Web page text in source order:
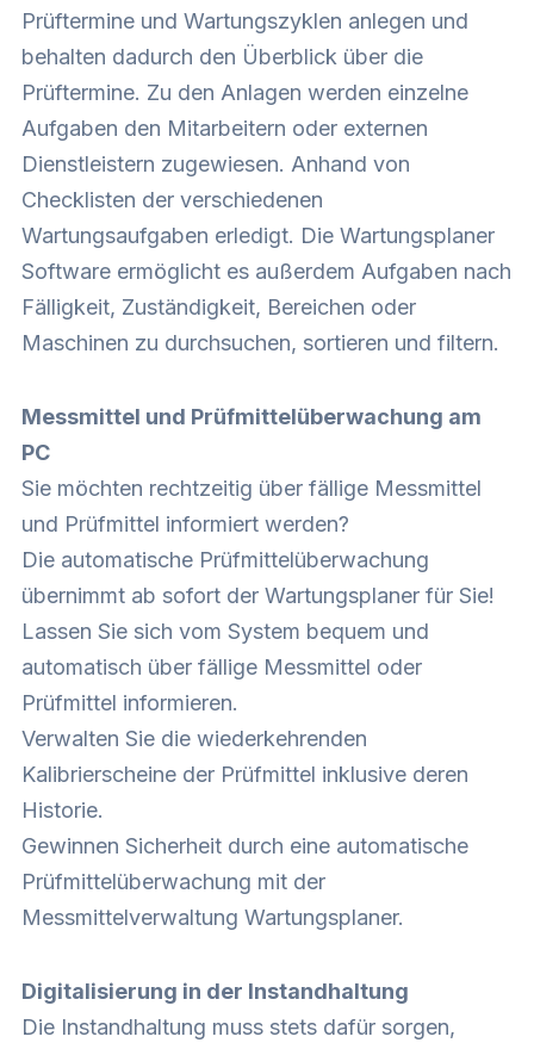
Prüftermine und Wartungszyklen anlegen und
behalten dadurch den Überblick über die
Prüftermine. Zu den Anlagen werden einzelne
Aufgaben den Mitarbeitern oder externen
Dienstleistern zugewiesen. Anhand von
Checklisten der verschiedenen
Wartungsaufgaben erledigt. Die Wartungsplaner
Software ermöglicht es außerdem Aufgaben nach
Fälligkeit, Zuständigkeit, Bereichen oder
Maschinen zu durchsuchen, sortieren und filtern.
Messmittel und Prüfmittelüberwachung am
PC
Sie möchten rechtzeitig über fällige Messmittel
und Prüfmittel informiert werden?
Die automatische Prüfmittelüberwachung
übernimmt ab sofort der Wartungsplaner für Sie!
Lassen Sie sich vom System bequem und
automatisch über fällige Messmittel oder
Prüfmittel informieren.
Verwalten Sie die wiederkehrenden
Kalibrierscheine der Prüfmittel inklusive deren
Historie.
Gewinnen Sicherheit durch eine automatische
Prüfmittelüberwachung mit der
Messmittelverwaltung Wartungsplaner.
Digitalisierung in der Instandhaltung
Die Instandhaltung muss stets dafür sorgen,